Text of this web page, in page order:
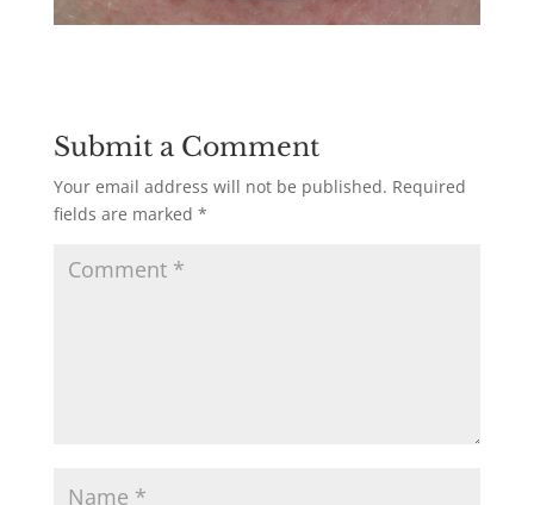
Submit a Comment
Your email address will not be published. Required
fields are marked *